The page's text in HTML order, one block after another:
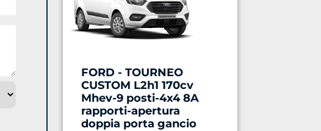
FORD - TOURNEO
CUSTOM L2h1 170cv
Mhev-9 posti-4x4 8A
rapporti-apertura
doppia porta gancio